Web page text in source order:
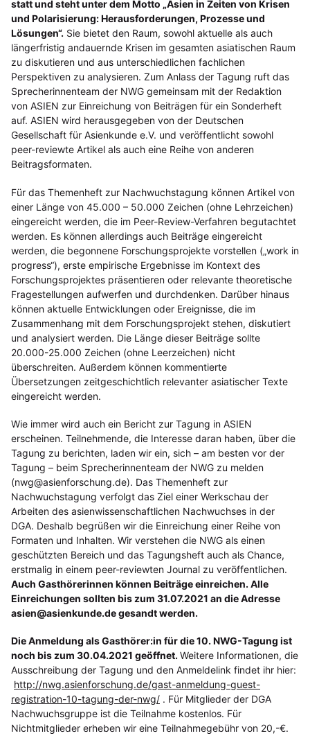
statt und steht unter dem Motto „Asien in Zeiten von Krisen
und Polarisierung: Herausforderungen, Prozesse und
Lösungen“. Sie bietet den Raum, sowohl aktuelle als auch
längerfristig andauernde Krisen im gesamten asiatischen Raum
zu diskutieren und aus unterschiedlichen fachlichen
Perspektiven zu analysieren. Zum Anlass der Tagung ruft das
Sprecherinnenteam der NWG gemeinsam mit der Redaktion
von ASIEN zur Einreichung von Beiträgen für ein Sonderheft
auf. ASIEN wird herausgegeben von der Deutschen
Gesellschaft für Asienkunde e.V. und veröffentlicht sowohl
peer-reviewte Artikel als auch eine Reihe von anderen
Beitragsformaten.
Für das Themenheft zur Nachwuchstagung können Artikel von
einer Länge von 45.000 – 50.000 Zeichen (ohne Lehrzeichen)
eingereicht werden, die im Peer-Review-Verfahren begutachtet
werden. Es können allerdings auch Beiträge eingereicht
werden, die begonnene Forschungsprojekte vorstellen („work in
progress“), erste empirische Ergebnisse im Kontext des
Forschungsprojektes präsentieren oder relevante theoretische
Fragestellungen aufwerfen und durchdenken. Darüber hinaus
können aktuelle Entwicklungen oder Ereignisse, die im
Zusammenhang mit dem Forschungsprojekt stehen, diskutiert
und analysiert werden. Die Länge dieser Beiträge sollte
20.000-25.000 Zeichen (ohne Leerzeichen) nicht
überschreiten. Außerdem können kommentierte
Übersetzungen zeitgeschichtlich relevanter asiatischer Texte
eingereicht werden.
Wie immer wird auch ein Bericht zur Tagung in ASIEN
erscheinen. Teilnehmende, die Interesse daran haben, über die
Tagung zu berichten, laden wir ein, sich – am besten vor der
Tagung – beim Sprecherinnenteam der NWG zu melden
(nwg@asienforschung.de). Das Themenheft zur
Nachwuchstagung verfolgt das Ziel einer Werkschau der
Arbeiten des asienwissenschaftlichen Nachwuchses in der
DGA. Deshalb begrüßen wir die Einreichung einer Reihe von
Formaten und Inhalten. Wir verstehen die NWG als einen
geschützten Bereich und das Tagungsheft auch als Chance,
erstmalig in einem peer-reviewten Journal zu veröffentlichen.
Auch Gasthörerinnen können Beiträge einreichen. Alle
Einreichungen sollten bis zum 31.07.2021 an die Adresse
asien@asienkunde.de gesandt werden.
Die Anmeldung als Gasthörer:in für die 10. NWG-Tagung ist
noch bis zum 30.04.2021 geöffnet. Weitere Informationen, die
Ausschreibung der Tagung und den Anmeldelink findet ihr hier:
http://nwg.asienforschung.de/gast-anmeldung-guest-
registration-10-tagung-der-nwg/ . Für Mitglieder der DGA
Nachwuchsgruppe ist die Teilnahme kostenlos. Für
Nichtmitglieder erheben wir eine Teilnahmegebühr von 20,-€.